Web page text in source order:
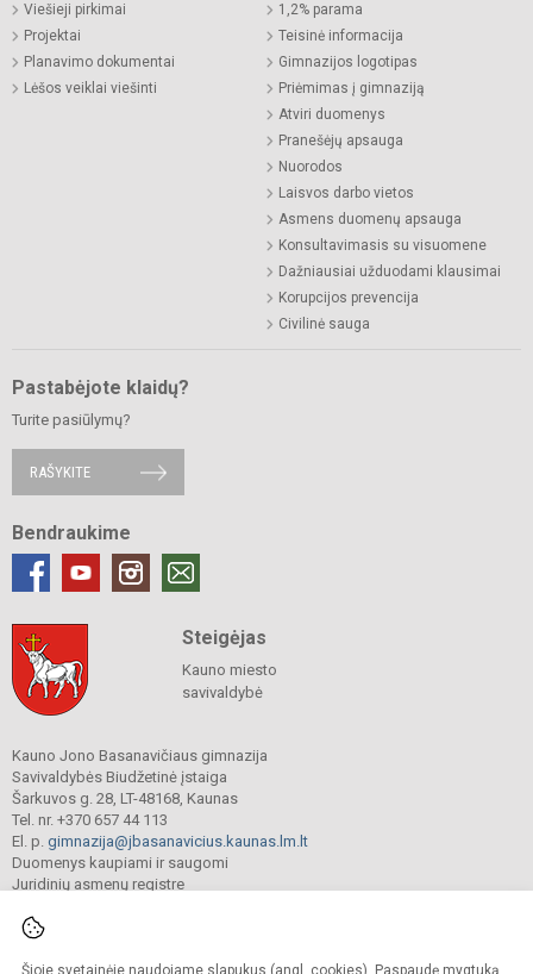
Šioje svetainėje naudojame slapukus (angl. cookies). Paspaudę mygtuką
Viešieji pirkimai
Projektai
Planavimo dokumentai
Lėšos veiklai viešinti
1,2% parama
Teisinė informacija
Gimnazijos logotipas
Priėmimas į gimnaziją
Atviri duomenys
Pranešėjų apsauga
Nuorodos
Laisvos darbo vietos
Asmens duomenų apsauga
Konsultavimasis su visuomene
Dažniausiai užduodami klausimai
Korupcijos prevencija
Civilinė sauga
Pastabėjote klaidų?
Turite pasiūlymų?
RAŠYKITE
Bendraukime
Steigėjas
Kauno miesto
savivaldybė
Kauno Jono Basanavičiaus gimnazija
Savivaldybės Biudžetinė įstaiga
Šarkuvos g. 28, LT-48168, Kaunas
Tel. nr. +370 657 44 113
El. p. gimnazija@jbasanavicius.kaunas.lm.lt
Duomenys kaupiami ir saugomi
Juridinių asmenų registre